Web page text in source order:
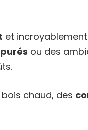
et
ou des
chaud, des